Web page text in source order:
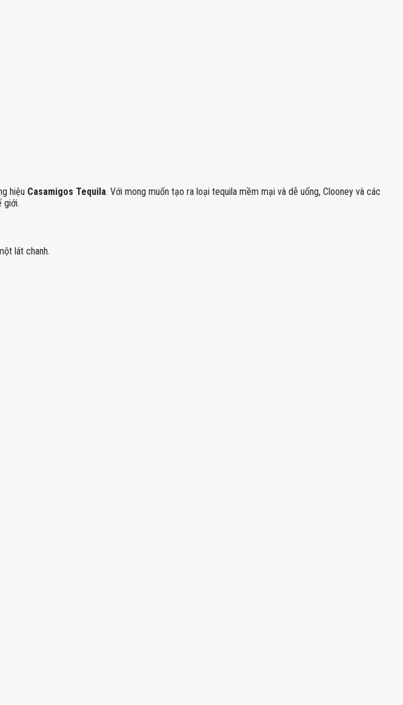
hiệu Casamigos Tequila. Với mong muốn tạo ra loại tequila mềm mại và dễ uống, Clooney và các
giới.
lát chanh.